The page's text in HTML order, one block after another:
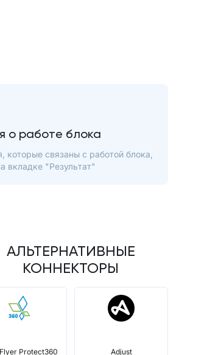
о работе блока
которые связаны с работой блока,
вкладке "Результат"
АЛЬТЕРНАТИВНЫЕ
КОННЕКТОРЫ
Protect360 Adjust